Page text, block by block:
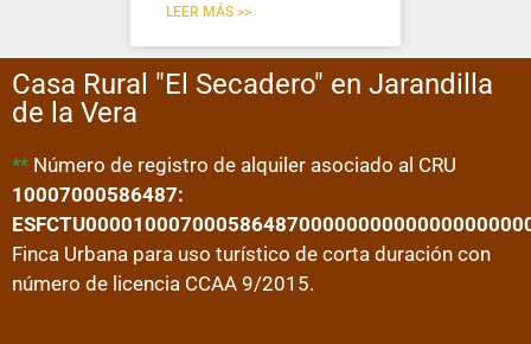
LEER MÁS >>
Casa Rural "El Secadero" en Jarandilla
de la Vera
** Número de registro de alquiler asociado al CRU
10007000586487:
Finca Urbana para uso turístico de corta duración con
número de licencia CCAA 9/2015.